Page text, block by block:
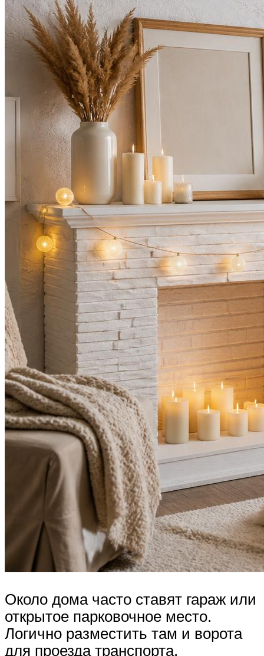
Около дома часто ставят гараж или
открытое парковочное место.
Логично разместить там и ворота
для проезда транспорта.